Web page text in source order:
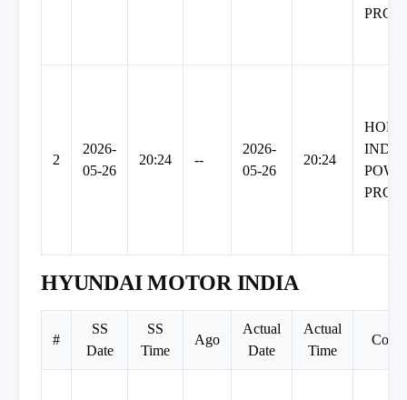
2
2026-
05-26
20:24 --
2026-
05-26
20:24
INDIA
HYUNDAI MOTOR INDIA
#
SS
Date
SS
Time
Ago
Actual
Date
Actual
Time